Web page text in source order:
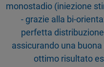
monostadio (iniezione
- grazie alla bi-
perfetta
assicurando una
ottimo risultato